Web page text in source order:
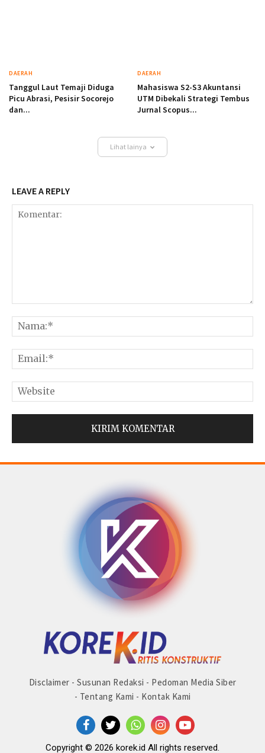
DAERAH
Tanggul Laut Temaji Diduga
Picu Abrasi, Pesisir Socorejo
dan...
DAERAH
Mahasiswa S2-S3 Akuntansi
UTM Dibekali Strategi Tembus
Jurnal Scopus...
Lihat lainya
LEAVE A REPLY
Disclaimer - Susunan Redaksi - Pedoman Media Siber
- Tentang Kami - Kontak Kami
Copyright © 2026 korek.id All rights reserved.